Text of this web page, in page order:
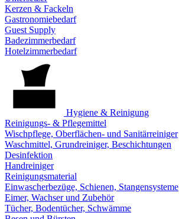
Kerzen & Fackeln
Gastronomiebedarf
Guest Supply
Badezimmerbedarf
Hotelzimmerbedarf
Hygiene & Reinigung
Reinigungs- & Pflegemittel
Wischpflege, Oberflächen- und Sanitärreiniger
Waschmittel, Grundreiniger, Beschichtungen
Desinfektion
Handreiniger
Reinigungsmaterial
Einwascherbezüge, Schienen, Stangensysteme
Eimer, Wachser und Zubehör
Tücher, Bodentücher, Schwämme